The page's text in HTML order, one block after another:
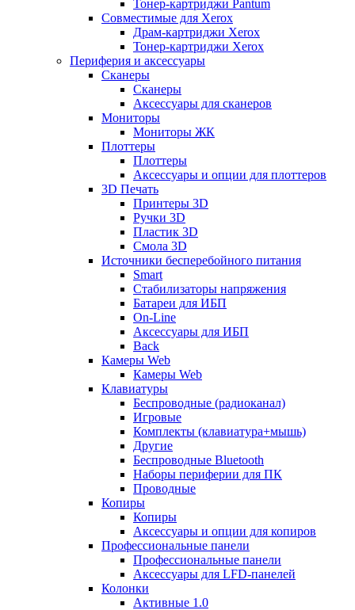
Тонер-картриджи Pantum
Совместимые для Xerox
Драм-картриджи Xerox
Тонер-картриджи Xerox
Периферия и аксессуары
Сканеры
Сканеры
Аксессуары для сканеров
Мониторы
Мониторы ЖК
Плоттеры
Плоттеры
Аксессуары и опции для плоттеров
3D Печать
Принтеры 3D
Ручки 3D
Пластик 3D
Смола 3D
Источники бесперебойного питания
Smart
Стабилизаторы напряжения
Батареи для ИБП
On-Line
Аксессуары для ИБП
Back
Камеры Web
Камеры Web
Клавиатуры
Беспроводные (радиоканал)
Игровые
Комплекты (клавиатура+мышь)
Другие
Беспроводные Bluetooth
Наборы периферии для ПК
Проводные
Копиры
Копиры
Аксессуары и опции для копиров
Профессиональные панели
Профессиональные панели
Аксессуары для LFD-панелей
Колонки
Активные 1.0